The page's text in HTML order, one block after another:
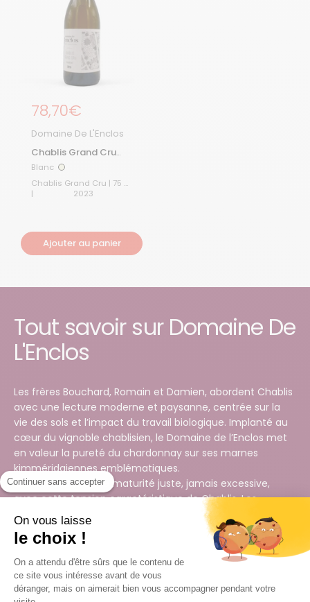
Continuer sans accepter
On vous laisse
le choix !
On a attendu d'être sûrs que le contenu de
ce site vous intéresse avant de vous
déranger, mais on aimerait bien vous accompagner pendant votre
Prix régulier
78,70€
Domaine De L'Enclos
Chablis Grand Cru
Vaudésir 2023
Blanc Blanc
Chablis Grand Cru | 75 cL
|
2023
Ajouter au panier
Tout savoir sur Domaine De
L'Enclos
Les frères Bouchard, Romain et Damien, abordent Chablis
avec une lecture moderne et paysanne, centrée sur la
vie des sols et l’impact du travail biologique. Implanté au
cœur du vignoble chablisien, le Domaine de l’Enclos met
en valeur la pureté du chardonnay sur ses marnes
kimméridgiennes emblématiques.
Les vins offrent une maturité juste, jamais excessive,
avec cette tension caractéristique de Chablis. Les
fermentations longues et les élevages en cuves inox et
en fûts de chêne apportent des textures fines et
précises, sans lourdeur, évoluant vers des notes
d’agrumes frais et de craie humide. Les cuvées
parcellaires expriment avec encore plus de netteté la
ligne calcaire et l’identité minérale propre au Domaine de